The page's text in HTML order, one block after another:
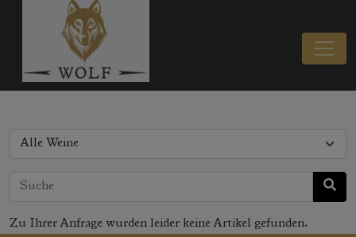
Zu Ihrer Anfrage wurden leider keine Artikel gefunden.